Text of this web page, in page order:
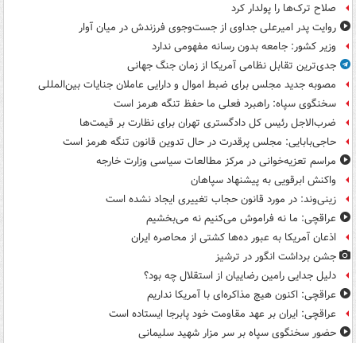
صلاح ترک‌ها را پولدار کرد
روایت پدر امیرعلی جداوی از جست‌وجوی فرزندش در میان آوار
وزیر کشور: جامعه بدون رسانه مفهومی ندارد
جدی‌ترین تقابل نظامی آمریکا از زمان جنگ جهانی
مصوبه جدید مجلس برای ضبط اموال و دارایی عاملان جنایات بین‌المللی
سخنگوی سپاه: راهبرد فعلی ما حفظ تنگه هرمز است
ضرب‌الاجل رئیس کل دادگستری تهران برای نظارت بر قیمت‌ها
حاجی‌بابایی: مجلس پرقدرت در حال تدوین قانون تنگه هرمز است
مراسم تعزیه‌خوانی در مرکز مطالعات سیاسی وزارت خارجه
واکنش ابرقویی به پیشنهاد سپاهان
زینی‌وند: در مورد قانون حجاب تغییری ایجاد نشده است
عراقچی: ما نه فراموش می‌کنیم نه می‌بخشیم
اذعان آمریکا به عبور ده‌ها کشتی از محاصره ایران
جشن برداشت انگور در ترشیز
دلیل جدایی رامین رضاییان از استقلال چه بود؟
عراقچی: اکنون هیچ مذاکره‌ای با آمریکا نداریم
عراقچی: ایران بر عهد مقاومت خود پابرجا ایستاده است
حضور سخنگوی سپاه بر سر مزار شهید سلیمانی